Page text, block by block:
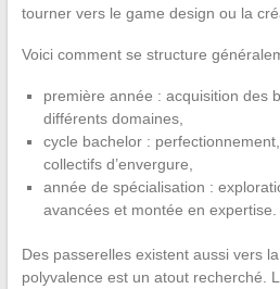
tourner vers le game design ou la
Voici comment se structure
première année : acquisition des
différents domaines,
cycle bachelor :
collectifs d’envergure,
année de spécialisation :
avancées et montée en expertise.
Des passerelles existent aussi vers
polyvalence est un atout recherché.